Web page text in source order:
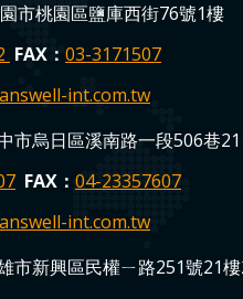
市桃園區鹽庫西街76號1樓
FAX： 03-3171507
int.com.tw
市烏日區溪南路一段506巷
FAX： 04-23357607
int.com.tw
市新興區民權ㄧ路251號21